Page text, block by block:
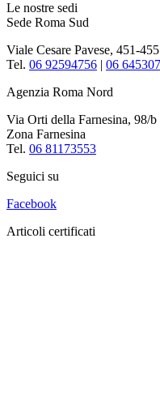
Le nostre sedi
Sede Roma Sud
Viale Cesare Pavese, 451-
Tel. 06 92594756 | 06
Agenzia Roma Nord
Via Orti della Farnesina, 98/b
Zona Farnesina
Tel. 06 81173553
Seguici su
Facebook
Articoli certificati